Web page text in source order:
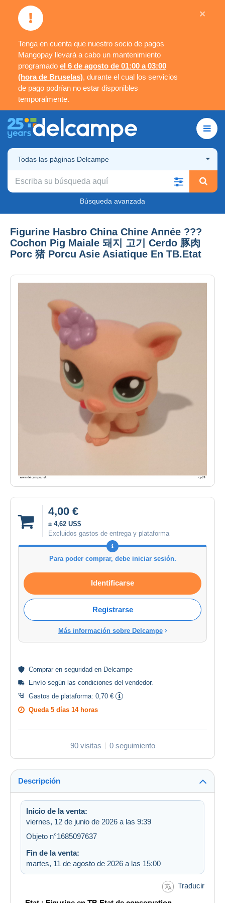
Tenga en cuenta que nuestro socio de pagos
Mangopay llevará a cabo un mantenimiento
programado el 6 de agosto de 01:00 a 03:00
(hora de Bruselas), durante el cual los servicios
de pago podrían no estar disponibles
temporalmente.
×
Todas las páginas Delcampe
Búsqueda avanzada
Figurine Hasbro China Chine Année ???
Cochon Pig Maiale 돼지 고기 Cerdo 豚肉
Porc 猪 Porcu Asie Asiatique En TB.Etat
4,00 €
± 4,62 US$
Excluidos gastos de entrega y plataforma
Para poder comprar, debe iniciar sesión.
Identificarse
Registrarse
Más información sobre Delcampe
Comprar en seguridad en Delcampe
Envío según las condiciones del vendedor.
Gastos de plataforma: 0,70 €
Queda 5 días 14 horas
90 visitas 0 seguimiento
Descripción
Inicio de la venta:
viernes, 12 de junio de 2026 a las 9:39
Objeto n°1685097637
Fin de la venta:
martes, 11 de agosto de 2026 a las 15:00
Traducir